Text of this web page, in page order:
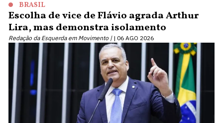
BRASIL
Escolha de vice de Flávio agrada Arthur
Lira, mas demonstra isolamento
Redação da Esquerda em Movimento | 06 AGO 2026